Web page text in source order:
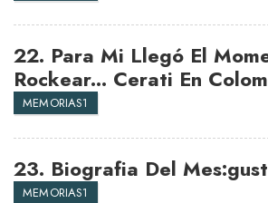
22. Para Mi Llegó El
Rockear... Cerati En
MEMORIAS1
23. Biografia Del
MEMORIAS1